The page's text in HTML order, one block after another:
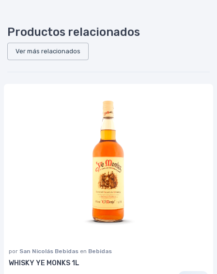
Productos relacionados
Ver más relacionados
por San Nicolás Bebidas en Bebidas
WHISKY YE MONKS 1L